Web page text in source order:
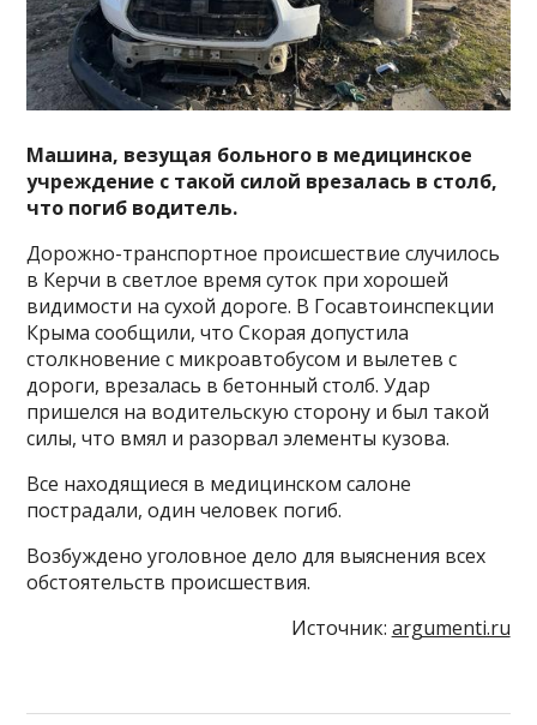
Машина, везущая больного в медицинское
учреждение с такой силой врезалась в столб,
что погиб водитель.
Дорожно-транспортное происшествие случилось
в Керчи в светлое время суток при хорошей
видимости на сухой дороге. В Госавтоинспекции
Крыма сообщили, что Скорая допустила
столкновение с микроавтобусом и вылетев с
дороги, врезалась в бетонный столб. Удар
пришелся на водительскую сторону и был такой
силы, что вмял и разорвал элементы кузова.
Все находящиеся в медицинском салоне
пострадали, один человек погиб.
Возбуждено уголовное дело для выяснения всех
обстоятельств происшествия.
Источник: argumenti.ru